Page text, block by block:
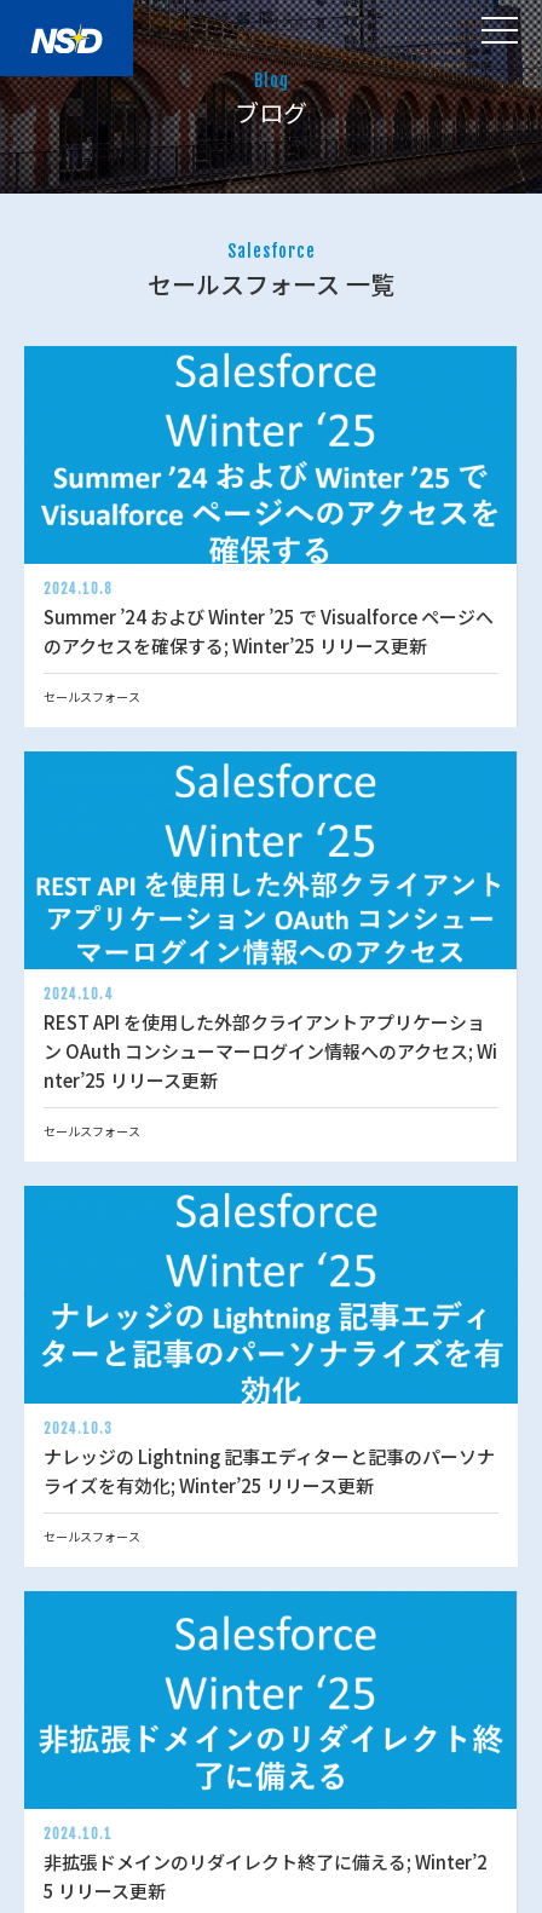
Blog
ブログ
Salesforce
セールスフォース 一覧
2024.10.8
Summer ’24 および Winter ’25 で Visualforce ページへ
のアクセスを確保する; Winter’25 リリース更新
セールスフォース
2024.10.4
REST API を使用した外部クライアントアプリケーショ
ン OAuth コンシューマーログイン情報へのアクセス; Wi
nter’25 リリース更新
セールスフォース
2024.10.3
ナレッジの Lightning 記事エディターと記事のパーソナ
ライズを有効化; Winter’25 リリース更新
セールスフォース
2024.10.1
非拡張ドメインのリダイレクト終了に備える; Winter’2
5 リリース更新